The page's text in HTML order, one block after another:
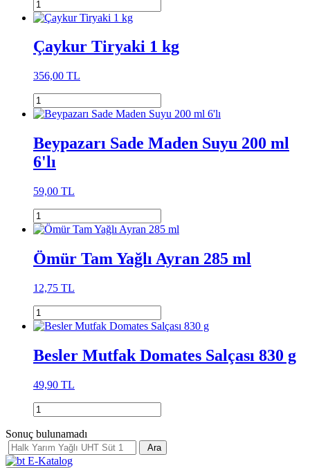
Çaykur Tiryaki 1 kg
356,00 TL
Beypazarı Sade Maden Suyu 200 ml
6'lı
59,00 TL
Ömür Tam Yağlı Ayran 285 ml
12,75 TL
Besler Mutfak Domates Salçası 830 g
49,90 TL
Sonuç bulunamadı
Ara
E-Katalog